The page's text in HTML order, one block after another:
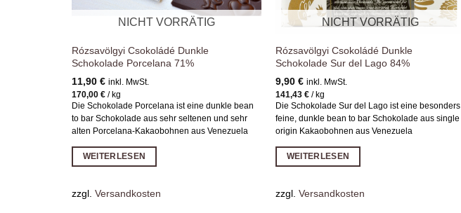
NICHT VORRÄTIG
Rózsavölgyi Csokoládé Dunkle
Schokolade Porcelana 71%
11,90 € inkl. MwSt.
170,00 €/ kg
Die Schokolade Porcelana ist eine dunkle bean
to bar Schokolade aus sehr seltenen und sehr
alten Porcelana-Kakaobohnen aus Venezuela
WEITERLESEN
zzgl. Versandkosten
NICHT VORRÄTIG
Rózsavölgyi Csokoládé Dunkle
Schokolade Sur del Lago 84%
9,90 € inkl. MwSt.
141,43 €/ kg
Die Schokolade Sur del Lago ist eine besonders
feine, dunkle bean to bar Schokolade aus single
origin Kakaobohnen aus Venezuela
WEITERLESEN
zzgl. Versandkosten